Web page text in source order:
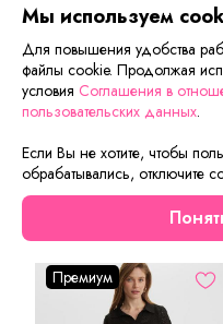
рукав со спущенной
вырез на корсетной
Длина изделия:
40/42 - 82 см, 44/46 -
ТОВАР БОЛЬШЕМЕРИТ
Деффект на ткани
Сейчас
Премиум
Мы используем
Для повышения удобства
файлы cookie. Продолжая
условия Соглашения в
пользовательских данных.
Если Вы не хотите, чтобы
обрабатывались, отключите